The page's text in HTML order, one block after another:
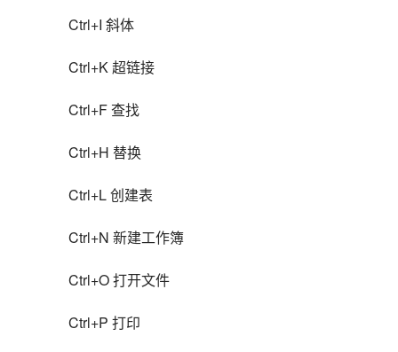
Ctrl+I 斜体
Ctrl+K 超链接
Ctrl+F 查找
Ctrl+H 替换
Ctrl+L 创建表
Ctrl+N 新建工作簿
Ctrl+O 打开文件
Ctrl+P 打印